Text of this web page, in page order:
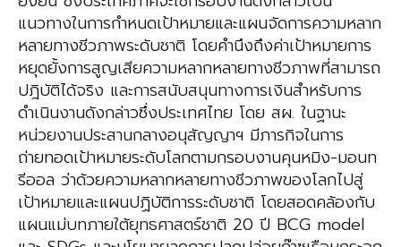
แนวทางในการกำหนดเป้าหมายและแผนจัดการความหลาก
หลายทางชีวภาพระดับชาติ โดยคำนึงถึงค่าเป้าหมายการ
หยุดยั้งการสูญเสียความหลากหลายทางชีวภาพที่สามารถ
ปฎิบัติได้จริง และการสนับสนุนทางการเงินสำหรับการ
ดำเนินงานดังกล่าวซึ่งประเทศไทย โดย สผ. ในฐานะ
หน่วยงานประสานกลางอนุสัญญาฯ มีภารกิจในการ
ถ่ายทอดเป้าหมายระดับโลกตามกรอบงานคุนหมิง-มอนท
รีออล ว่าด้วยความหลากหลายทางชีวภาพของโลกไปสู่
เป้าหมายและแผนปฏิบัติการระดับชาติ โดยสอดคล้องกับ
แผนแม่บทภายใต้ยุทธศาสตร์ชาติ 20 ปี BCG model